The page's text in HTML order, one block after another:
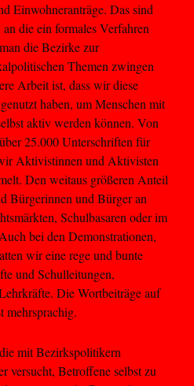
Einwohneranträge. Das sind
die ein formales Verfahren
die Bezirke zur
Themen zwingen
Arbeit ist, dass wir diese
haben, um Menschen mit
aktiv werden können. Von
25.000 Unterschriften für
Aktivistinnen und Aktivisten
Den weitaus größeren Anteil
Bürgerinnen und Bürger an
Schulbasaren oder im
bei den Demonstrationen,
wir eine rege und bunte
und Schulleitungen,
Die Wortbeiträge auf
mehrsprachig.
mit Bezirkspolitikern
versucht, Betroffene selbst zu